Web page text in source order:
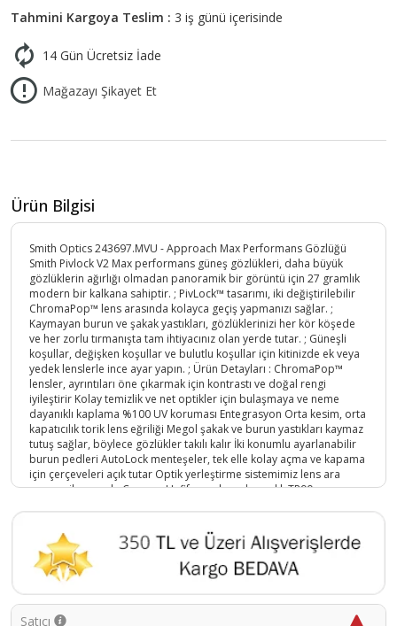
Tahmini Kargoya Teslim : 3 iş günü içerisinde
14 Gün Ücretsiz İade
Mağazayı Şikayet Et
Ürün Bilgisi
Smith Optics 243697.MVU - Approach Max Performans Gözlüğü
Smith Pivlock V2 Max performans güneş gözlükleri, daha büyük
gözlüklerin ağırlığı olmadan panoramik bir görüntü için 27 gramlık
modern bir kalkana sahiptir. ; PivLock™ tasarımı, iki değiştirilebilir
ChromaPop™ lens arasında kolayca geçiş yapmanızı sağlar. ;
Kaymayan burun ve şakak yastıkları, gözlüklerinizi her kör köşede
ve her zorlu tırmanışta tam ihtiyacınız olan yerde tutar. ; Güneşli
koşullar, değişken koşullar ve bulutlu koşullar için kitinizde ek veya
yedek lenslerle ince ayar yapın. ; Ürün Detayları : ChromaPop™
lensler, ayrıntıları öne çıkarmak için kontrastı ve doğal rengi
iyileştirir Kolay temizlik ve net optikler için bulaşmaya ve neme
dayanıklı kaplama %100 UV koruması Entegrasyon Orta kesim, orta
kapatıcılık torik lens eğriliği Megol şakak ve burun yastıkları kaymaz
tutuş sağlar, böylece gözlükler takılı kalır İki konumlu ayarlanabilir
burun pedleri AutoLock menteşeler, tek elle kolay açma ve kapama
için çerçeveleri açık tutar Optik yerleştirme sistemimiz lens ara
parçası ile uyumlu Çerçeve Hafif, esnek ve dayanıklı TR90 çerçeve
Koruma çantası;
Ürün Kodu :
5161-758636101089
Satıcı